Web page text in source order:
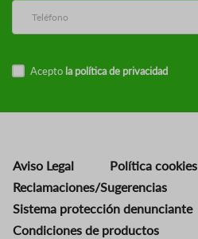
Acepto la política de privacidad
Aviso Legal Política cookies
Reclamaciones/Sugerencias
Sistema protección denunciante
Condiciones de productos